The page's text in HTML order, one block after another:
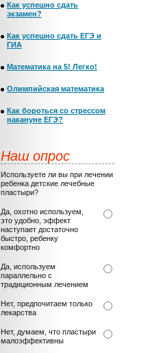
Как успешно сдать
экзамен?
Как успешно сдать ЕГЭ и
ГИА
Математика на 5! Легко!
Олимпийская математика
Как бороться со стрессом
накануне ЕГЭ?
Наш опрос
Используете ли вы при лечении
ребенка детские лечебные
пластыри?
Да, охотно используем,
это удобно, эффект
наступает достаточно
быстро, ребенку
комфортно
Да, используем
параллельно с
традиционным лечением
Нет, предпочитаем только
лекарства
Нет, думаем, что пластыри
малоэффективны